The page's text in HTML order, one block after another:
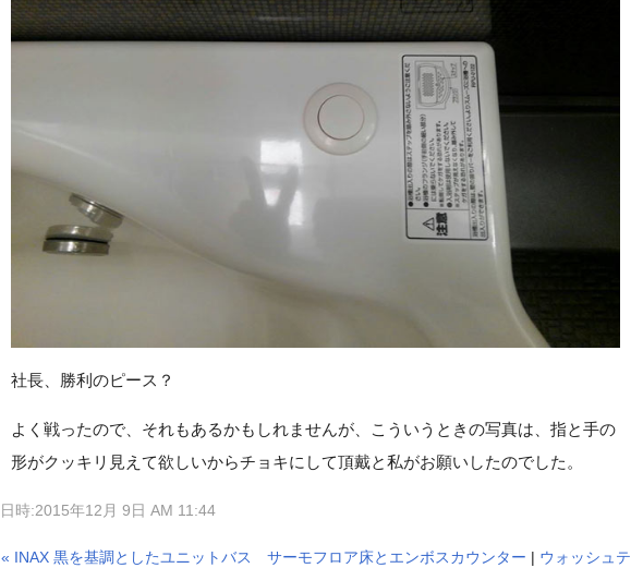
社長、勝利のピース？
よく戦ったので、それもあるかもしれませんが、こういうときの写真は、指と手の
形がクッキリ見えて欲しいからチョキにして頂戴と私がお願いしたのでした。
日時:2015年12月 9日 AM 11:44
« INAX 黒を基調としたユニットバス サーモフロア床とエンボスカウンター | ウォッシュテ